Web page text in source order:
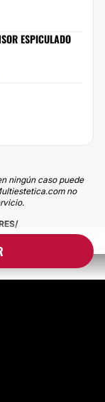
ESPICULADO
ningún caso puede
no